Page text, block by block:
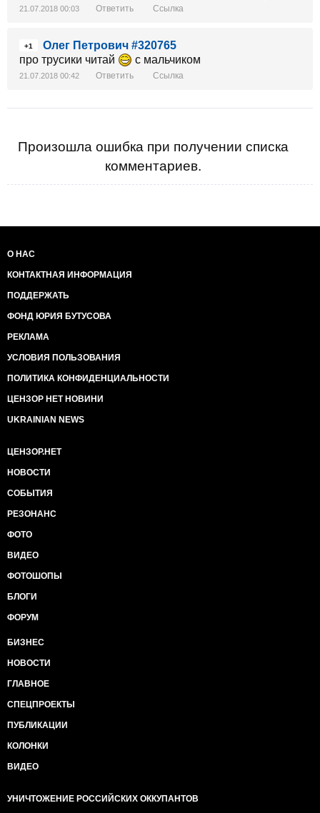
21.07.2018 00:03 Ответить Ссылка
+1
Олег Петрович #320765
про трусики читай
с мальчиком
21.07.2018 00:42 Ответить Ссылка
Произошла ошибка при получении списка
комментариев.
О НАС
КОНТАКТНАЯ ИНФОРМАЦИЯ
ПОДДЕРЖАТЬ
ФОНД ЮРИЯ БУТУСОВА
РЕКЛАМА
УСЛОВИЯ ПОЛЬЗОВАНИЯ
ПОЛИТИКА КОНФИДЕНЦИАЛЬНОСТИ
ЦЕНЗОР НЕТ НОВИНИ
UKRAINIAN NEWS
ЦЕНЗОР.НЕТ
НОВОСТИ
СОБЫТИЯ
РЕЗОНАНС
ФОТО
ВИДЕО
ФОТОШОПЫ
БЛОГИ
ФОРУМ
БИЗНЕС
НОВОСТИ
ГЛАВНОЕ
СПЕЦПРОЕКТЫ
ПУБЛИКАЦИИ
КОЛОНКИ
ВИДЕО
УНИЧТОЖЕНИЕ РОССИЙСКИХ ОККУПАНТОВ